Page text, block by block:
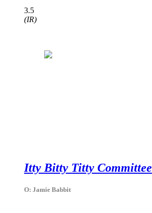
3.5
(IR)
Itty Bitty Titty Committee
O: Jamie Babbit